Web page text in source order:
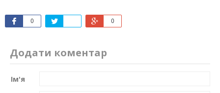
0 0
Додати коментар
Ім'я